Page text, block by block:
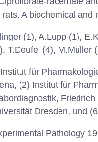
A biochemical and
(1), A.Lupp (1),
T.Deufel (4), M.Müller
für
(2) Institut für
Dresden, und
Pathology